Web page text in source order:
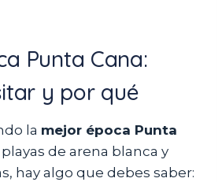
Punta Cana:
y por qué
la mejor época Punta
playas de arena blanca y
hay algo que debes saber: